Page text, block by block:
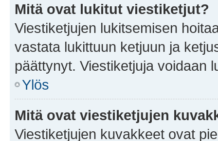
Mitä ovat lukitut viestiketjut?
Viestiketjujen lukitsemisen
vastata lukittuun ketjuun ja
päättynyt. Viestiketjuja voidaan
Ylös
Mitä ovat viestiketjujen
Viestiketjujen kuvakkeet ovat